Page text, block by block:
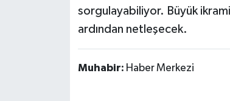
sorgulayabiliyor. Büyük
ardından netleşecek.
Muhabir: Haber Merkezi